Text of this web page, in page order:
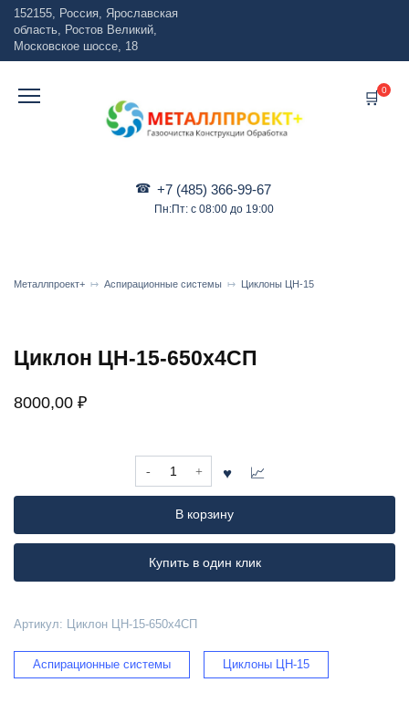
Перейти
содержанию
152155, Россия, Ярославская
область, Ростов Великий,
Московское шоссе, 18
+7 (485) 366-99-67
Пн:Пт: с 08:00 до 19:00
0
Металлпроект+ Аспирационные системы Циклоны ЦН-15
Циклон ЦН-15-650х4СП
8000,00 ₽
Количество
товара
ЦН-15-
650х4СП
В корзину
Купить в один клик
Артикул: Циклон ЦН-15-650х4СП
Аспирационные системы Циклоны ЦН-15